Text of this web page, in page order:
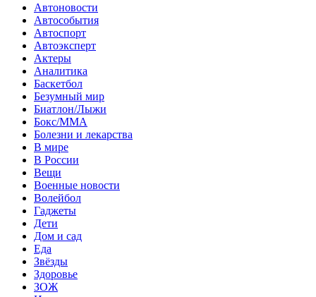
Автоновости
Автособытия
Автоспорт
Автоэксперт
Актеры
Аналитика
Баскетбол
Безумный мир
Биатлон/Лыжи
Бокс/MMA
Болезни и лекарства
В мире
В России
Вещи
Военные новости
Волейбол
Гаджеты
Дети
Дом и сад
Еда
Звёзды
Здоровье
ЗОЖ